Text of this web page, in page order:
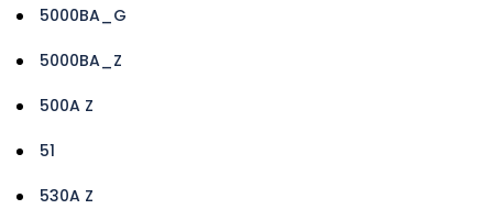
5000BA_G
5000BA_Z
500A Z
51
530A Z